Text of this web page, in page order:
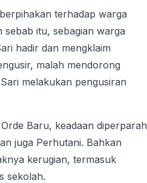
terhadap warga
itu, sebagian warga
hadir dan mengklaim
malah mendorong
melakukan pengusiran
Baru, keadaan diperparah
juga Perhutani. Bahkan
kerugian, termasuk
sekolah.